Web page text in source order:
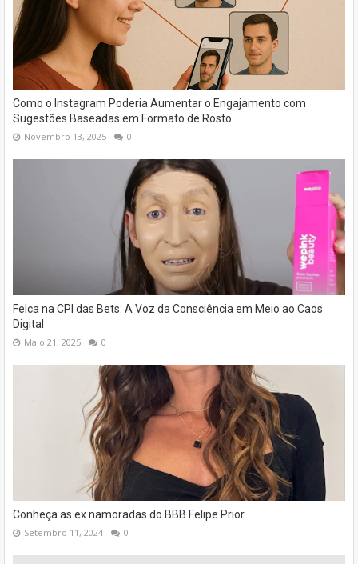
Como o Instagram Poderia Aumentar o Engajamento com
Sugestões Baseadas em Formato de Rosto
Novembro 13, 2025 0
Felca na CPI das Bets: A Voz da Consciência em Meio ao Caos
Digital
Maio 21, 2025 0
Conheça as ex namoradas do BBB Felipe Prior
Setembro 11, 2024 0